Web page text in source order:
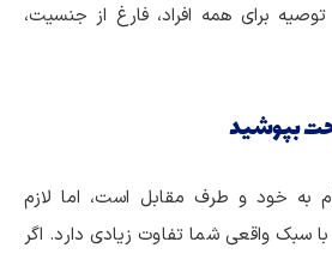
برای همه افراد، فارغ از جنسیت،
به خود و طرف مقابل است، اما لازم
سبک واقعی شما تفاوت زیادی دارد. اگر